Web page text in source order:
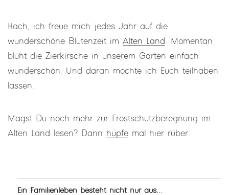
Hach, ich freue mich jedes Jahr auf die
wunderschöne Blütenzeit im Alten Land. Momentan
blüht die Zierkirsche in unserem Garten einfach
wunderschön. Und daran möchte ich Euch teilhaben
lassen.
Magst Du noch mehr zur Frostschutzberegnung im
Alten Land lesen? Dann hüpfe mal hier rüber.
Ein Familienleben besteht nicht nur aus...